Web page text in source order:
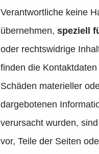
Verantwortliche keine
übernehmen, speziell
oder rechtswidrige
finden die
Schäden materieller
dargebotenen
verursacht wurden,
vor, Teile der Seiten